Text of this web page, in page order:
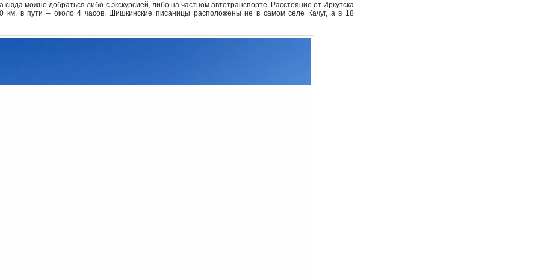
сюда можно добраться либо с экскурсией, либо на частном автотранспорте. Расстояние от Иркутска
км, в пути – около 4 часов. Шишкинские писаницы расположены не в самом селе Качуг, а в 18